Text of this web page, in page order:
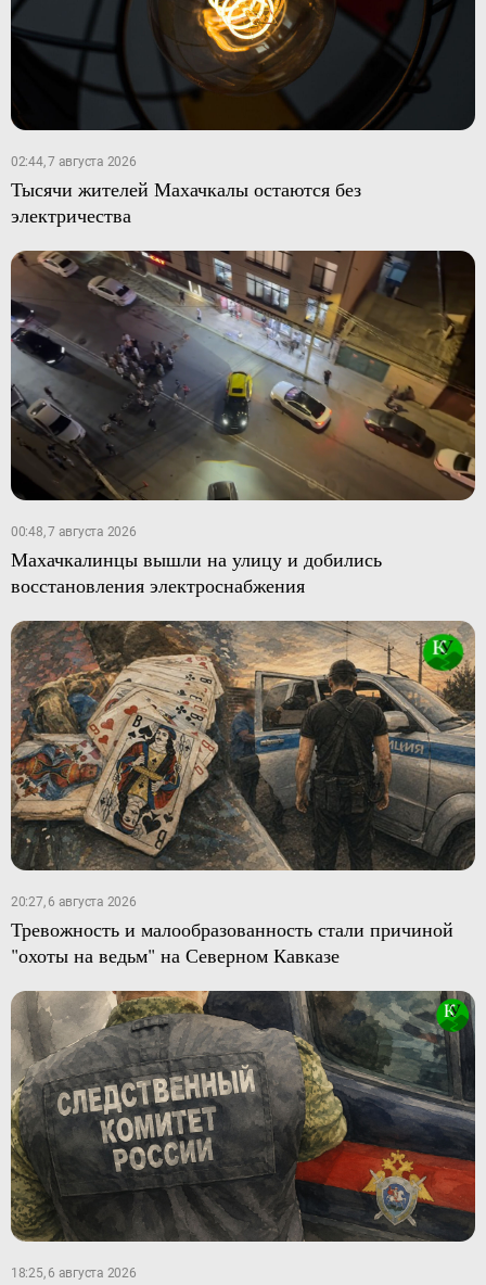
02:44, 7 августа 2026
Тысячи жителей Махачкалы остаются без
электричества
00:48, 7 августа 2026
Махачкалинцы вышли на улицу и добились
восстановления электроснабжения
20:27, 6 августа 2026
Тревожность и малообразованность стали причиной
"охоты на ведьм" на Северном Кавказе
18:25, 6 августа 2026